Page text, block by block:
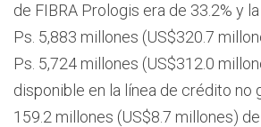
de FIBRA Prologis era de 33.2% y
Ps. 5,883 millones (US$320.7
Ps. 5,724 millones (US$312.0
disponible en la línea de crédito no
159.2 millones (US$8.7 millones)